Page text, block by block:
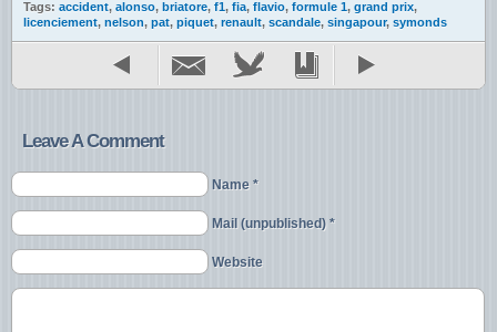
Tags: accident, alonso, briatore, f1, fia, flavio, formule 1, grand prix,
licenciement, nelson, pat, piquet, renault, scandale, singapour, symonds
Leave A Comment
Name *
Mail (unpublished) *
Website